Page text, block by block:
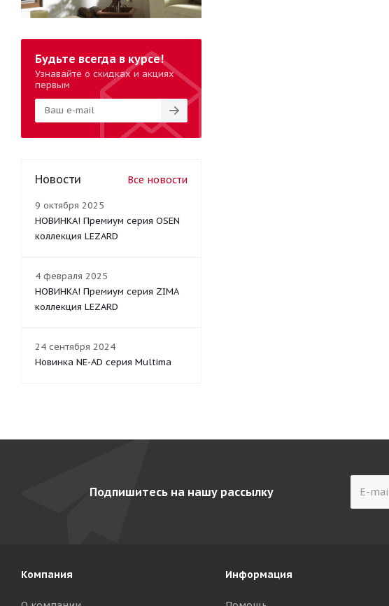
Будьте всегда в курсе!
Узнавайте о скидках и акциях
первым
Новости Все новости
9 октября 2025
НОВИНКА! Премиум серия OSEN
коллекция LEZARD
4 февраля 2025
НОВИНКА! Премиум серия ZIMA
коллекция LEZARD
24 сентября 2024
Новинка NE-AD серия Multima
Подпишитесь на нашу рассылку
Компания Информация